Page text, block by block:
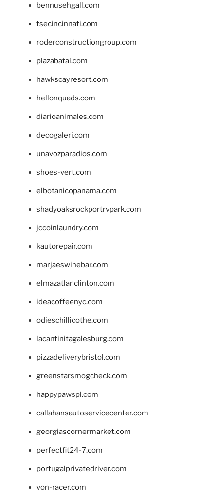
bennusehgall.com
tsecincinnati.com
roderconstructiongroup.com
plazabatai.com
hawkscayresort.com
hellonquads.com
diarioanimales.com
decogaleri.com
unavozparadios.com
shoes-vert.com
elbotanicopanama.com
shadyoaksrockportrvpark.com
jccoinlaundry.com
kautorepair.com
marjaeswinebar.com
elmazatlanclinton.com
ideacoffeenyc.com
odieschillicothe.com
lacantinitagalesburg.com
pizzadeliverybristol.com
greenstarsmogcheck.com
happypawspl.com
callahansautoservicecenter.com
georgiascornermarket.com
perfectfit24-7.com
portugalprivatedriver.com
von-racer.com